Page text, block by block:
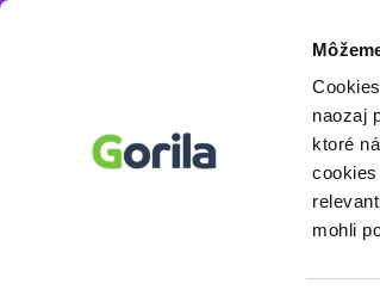
naozaj
ktoré
mohli
Knihy autora Chris